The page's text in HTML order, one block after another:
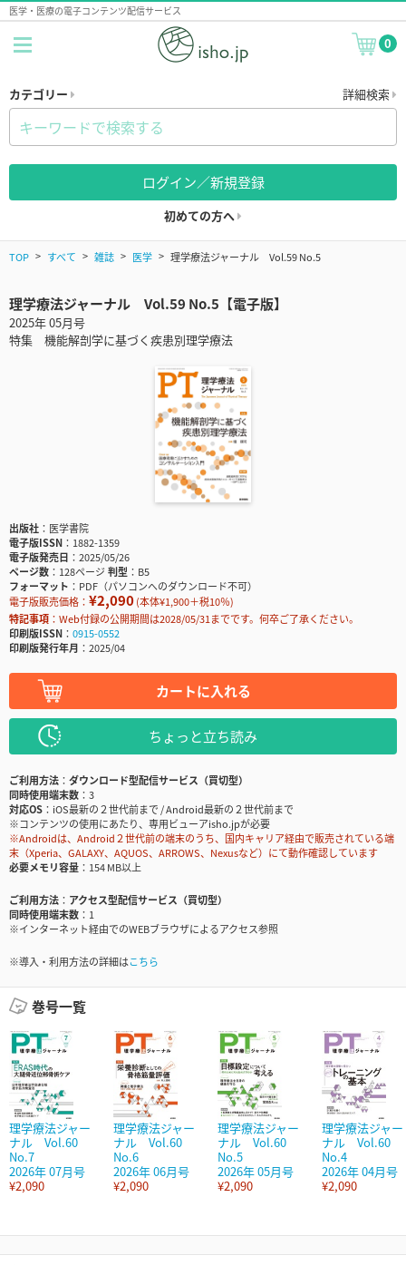
医学・医療の電子コンテンツ配信サービス
0
カテゴリー 詳細検索
ログイン／新規登録
初めての方へ
TOP すべて 雑誌 医学 理学療法ジャーナル Vol.59 No.5
理学療法ジャーナル Vol.59 No.5【電子版】
2025年 05月号
特集 機能解剖学に基づく疾患別理学療法
出版社
医学書院
電子版ISSN
1882-1359
電子版発売日
2025/05/26
ページ数
128ページ判型
B5
フォーマット
PDF（パソコンへのダウンロード不可）
電子版販売価格： ¥2,090(本体¥1,900＋税10％)
特記事項
Web付録の公開期間は2028/05/31までです。何卒ご了承ください。
印刷版ISSN
0915-0552
印刷版発行年月
2025/04
カートに入れる
ちょっと立ち読み
ご利用方法
ダウンロード型配信サービス（買切型）
同時使用端末数
3
対応OS
iOS最新の２世代前まで / Android最新の２世代前まで
※コンテンツの使用にあたり、専用ビューアisho.jpが必要
※Androidは、Android２世代前の端末のうち、国内キャリア経由で販売されている端
末（Xperia、GALAXY、AQUOS、ARROWS、Nexusなど）にて動作確認しています
必要メモリ容量
154 MB以上
ご利用方法
アクセス型配信サービス（買切型）
同時使用端末数
1
※インターネット経由でのWEBブラウザによるアクセス参照
※導入・利用方法の詳細はこちら
巻号一覧
理学療法ジャー
ナル Vol.60
No.7
2026年 07月号
¥2,090
理学療法ジャー
ナル Vol.60
No.6
2026年 06月号
¥2,090
理学療法ジャー
ナル Vol.60
No.5
2026年 05月号
¥2,090
理学療法ジャー
ナル Vol.60
No.4
2026年 04月号
¥2,090